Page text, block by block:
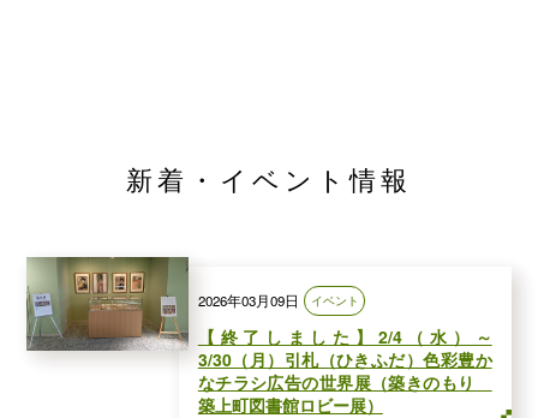
新着・イベント情報
2026年03月09日 イベント
【終了しました】2/4（水）～
3/30（月）引札（ひきふだ）色彩豊か
なチラシ広告の世界展（築きのもり
築上町図書館ロビー展）